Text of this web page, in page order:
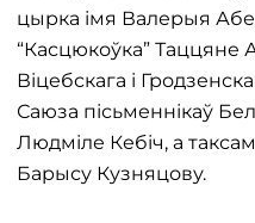
цырка імя Валерыя
“Касцюкоўка”
Віцебскага і
Саюза пісьменнікаў
Людміле Кебіч, а
Барысу Кузняцову.